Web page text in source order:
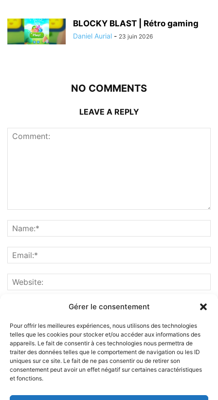
Gérer le consentement
Pour offrir les meilleures expériences, nous utilisons des technologies
telles que les cookies pour stocker et/ou accéder aux informations des
appareils. Le fait de consentir à ces technologies nous permettra de
traiter des données telles que le comportement de navigation ou les ID
uniques sur ce site. Le fait de ne pas consentir ou de retirer son
consentement peut avoir un effet négatif sur certaines caractéristiques
et fonctions.
BLOCKY BLAST | Rétro gaming
Daniel Aurial - 23 juin 2026
NO COMMENTS
LEAVE A REPLY
ABOUT US